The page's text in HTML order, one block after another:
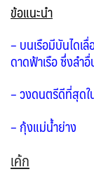
ข้อแนะนำ
– บนเรือมีบันไดเ
ดาดฟ้าเรือ ซึ่งลำ
– วงดนตรีดีที่สุดใ
– กุ้งแม่น้ำย่าง
เค้ก